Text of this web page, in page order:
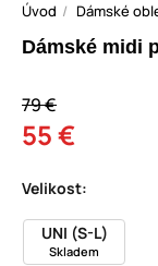
Úvod Dámské
Dámské midi
79 €
55 €
Velikost:
UNI (S-L)
Skladem